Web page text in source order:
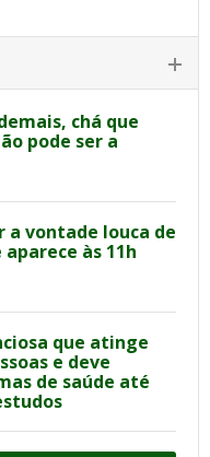
chá que
pode ser a
a vontade louca de
às 11h
que atinge
e deve
de saúde até